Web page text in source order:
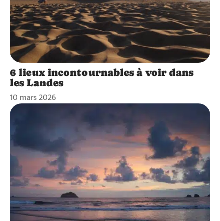
6 lieux incontournables à voir dans
les Landes
10 mars 2026